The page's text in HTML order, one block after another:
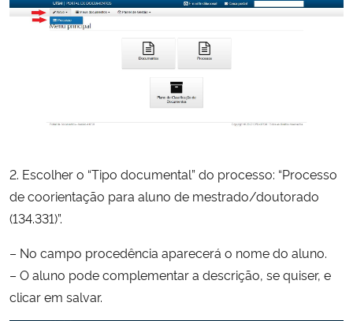
2. Escolher o “Tipo documental” do processo: “Processo
de coorientação para aluno de mestrado/doutorado
(134.331)”.
– No campo procedência aparecerá o nome do aluno.
– O aluno pode complementar a descrição, se quiser, e
clicar em salvar.